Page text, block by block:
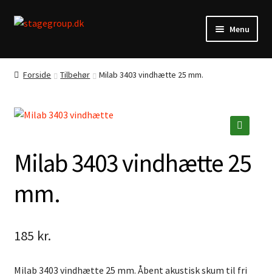
Spring
Spring
Menu
Musik
Kontakt
Vilkår
Forside Tilbehør Milab 3403 vindhætte 25 mm.
Milab 3403 vindhætte 25
mm.
185 kr.
Milab 3403 vindhætte 25 mm. Åbent akustisk skum til fri